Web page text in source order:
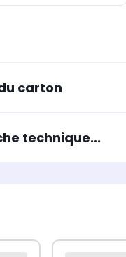
carton
technique...